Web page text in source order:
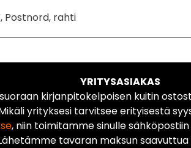
Postnord, rahti
YRITYSASIAKAS
kirjanpitokelpoisen kuitin
yrityksesi tarvitsee erityisestä
, niin toimitamme sinulle
tavaran maksun